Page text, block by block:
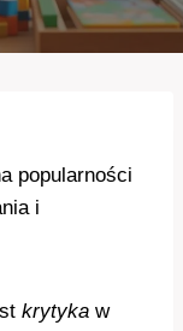
popularności
i
krytyka w